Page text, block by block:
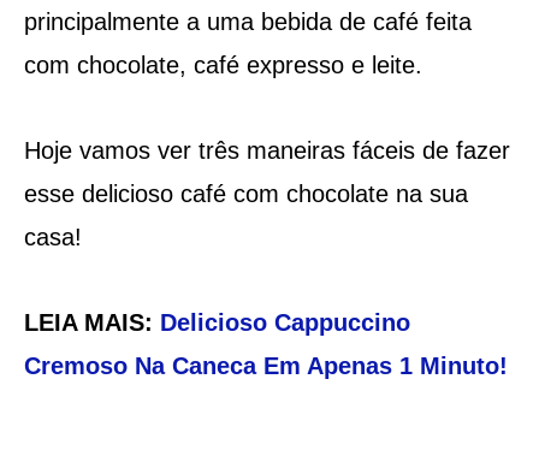
principalmente a uma bebida de café feita
com chocolate, café expresso e leite.
Hoje vamos ver três maneiras fáceis de fazer
esse delicioso café com chocolate na sua
casa!
LEIA MAIS: Delicioso Cappuccino
Cremoso Na Caneca Em Apenas 1 Minuto!